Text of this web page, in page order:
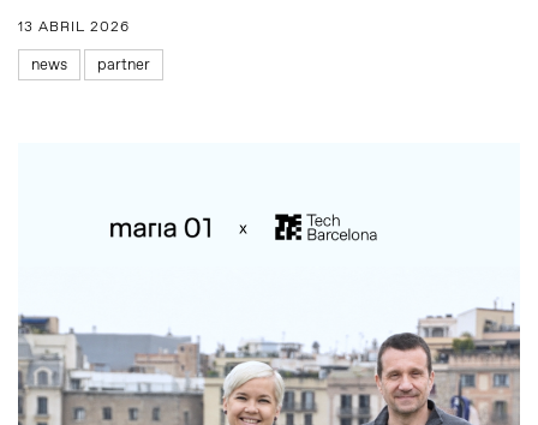
13 ABRIL 2026
news partner